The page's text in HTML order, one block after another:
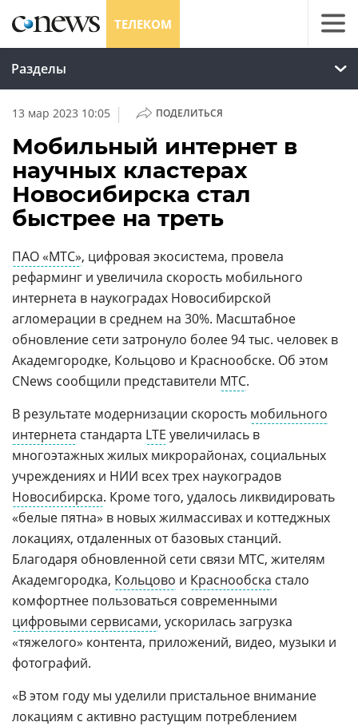
ТЕЛЕКОМ
Разделы
13 мар 2023 10:05 | ПОДЕЛИТЬСЯ
Мобильный интернет в
научных кластерах
Новосибирска стал
быстрее на треть
ПАО «МТС», цифровая экосистема, провела
рефарминг и увеличила скорость мобильного
интернета в наукоградах Новосибирской
агломерации в среднем на 30%. Масштабное
обновление сети затронуло более 94 тыс. человек в
Академгородке, Кольцово и Краснообске. Об этом
CNews сообщили представители МТС.
В результате модернизации скорость мобильного
интернета стандарта LTE увеличилась в
многоэтажных жилых микрорайонах, социальных
учреждениях и НИИ всех трех наукоградов
Новосибирска. Кроме того, удалось ликвидировать
«белые пятна» в новых жилмассивах и коттеджных
локациях, отдаленных от базовых станций.
Благодаря обновленной сети связи МТС, жителям
Академгородка, Кольцово и Краснообска стало
комфортнее пользоваться современными
цифровыми сервисами, ускорилась загрузка
«тяжелого» контента, приложений, видео, музыки и
фотографий.
«В этом году мы уделили пристальное внимание
локациям с активно растущим потреблением